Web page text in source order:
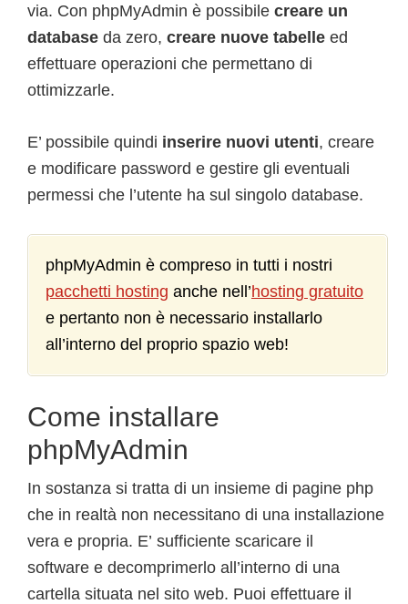
via. Con phpMyAdmin è possibile creare un
database da zero, creare nuove tabelle ed
effettuare operazioni che permettano di
ottimizzarle.
E’ possibile quindi inserire nuovi utenti, creare
e modificare password e gestire gli eventuali
permessi che l’utente ha sul singolo database.
phpMyAdmin è compreso in tutti i nostri
pacchetti hosting anche nell’hosting gratuito
e pertanto non è necessario installarlo
all’interno del proprio spazio web!
Come installare
phpMyAdmin
In sostanza si tratta di un insieme di pagine php
che in realtà non necessitano di una installazione
vera e propria. E’ sufficiente scaricare il
software e decomprimerlo all’interno di una
cartella situata nel sito web. Puoi effettuare il